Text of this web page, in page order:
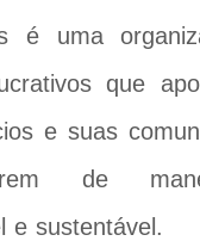
é uma
que
e suas
de
e sustentável.